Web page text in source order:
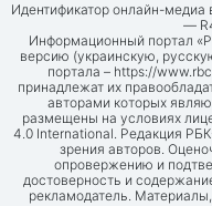
Идентификатор онлайн-медиа
—
Информационный портал
версию (украинскую,
портала – https://
принадлежат их
авторами которых
размещены на условиях
4.0 International. Редакция
зрения авторов.
опровержению и
достоверность и
рекламодатель.